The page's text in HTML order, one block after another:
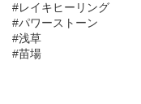
#レイキヒーリング
#パワーストーン
#浅草
#苗場